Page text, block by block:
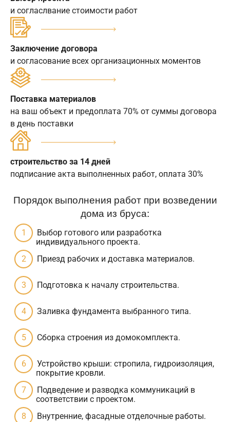
и согласлвание стоимости работ
Заключение договора
и согласование всех организационных моментов
Поставка материалов
на ваш объект и предоплата 70% от суммы договора
в день поставки
строительство за 14 дней
подписание акта выполненных работ, оплата 30%
Порядок выполнения работ при возведении
дома из бруса:
Выбор готового или разработка
индивидуального проекта.
Приезд рабочих и доставка материалов.
Подготовка к началу строительства.
Заливка фундамента выбранного типа.
Сборка строения из домокомплекта.
Устройство крыши: стропила, гидроизоляция,
покрытие кровли.
Подведение и разводка коммуникаций в
соответствии с проектом.
Внутренние, фасадные отделочные работы.